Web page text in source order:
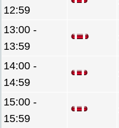
12:59
13:00 -
13:59
14:00 -
14:59
15:00 -
15:59